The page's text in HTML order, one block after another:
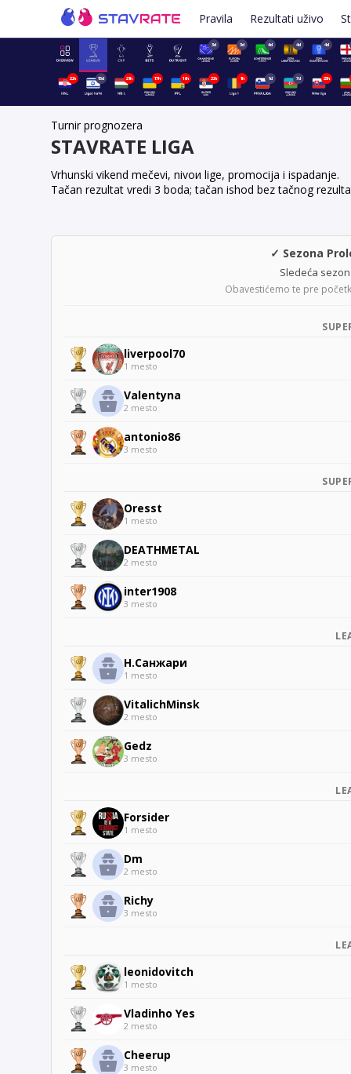
Pravila Rezultati uživo
3d 3d 4d 4d 4d
22h 15d 21h 17h 16h 22h 1h 1d 7d 23h
Turnir prognozera
STAVRATE LIGA
Vrhunski vikend mečevi, nivoи lige, promocija i ispadanje.
Tačan rezultat vredi 3 boda; tačan ishod bez tačnog
✓ Sezona
Sledeća
Obavestićemo te pre
liverpool70
1 mesto
Valentyna
2 mesto
antonio86
3 mesto
Oresst
1 mesto
DEATHMETAL
2 mesto
inter1908
3 mesto
Н.Санжари
1 mesto
VitalichMinsk
2 mesto
Gedz
3 mesto
Forsider
1 mesto
Dm
2 mesto
Richy
3 mesto
leonidovitch
1 mesto
Vladinho Yes
2 mesto
Cheerup
3 mesto